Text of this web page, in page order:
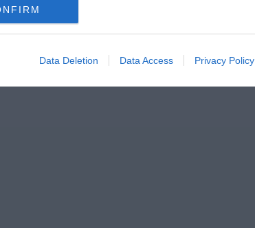
Data Deletion Data Access Privacy Policy